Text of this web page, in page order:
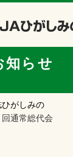
知らせ
ひがしみの
回通常総代会